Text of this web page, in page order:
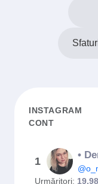
INSTAGRAM
CONT
1
Urmăritori: